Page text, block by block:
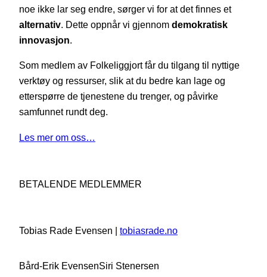
noe ikke lar seg endre, sørger vi for at det finnes et
alternativ. Dette oppnår vi gjennom demokratisk
innovasjon.
Som medlem av Folkeliggjort får du tilgang til nyttige
verktøy og ressurser, slik at du bedre kan lage og
etterspørre de tjenestene du trenger, og påvirke
samfunnet rundt deg.
Les mer om oss…
BETALENDE MEDLEMMER
Tobias Rade Evensen | tobiasrade.no
Bård-Erik EvensenSiri Stenersen